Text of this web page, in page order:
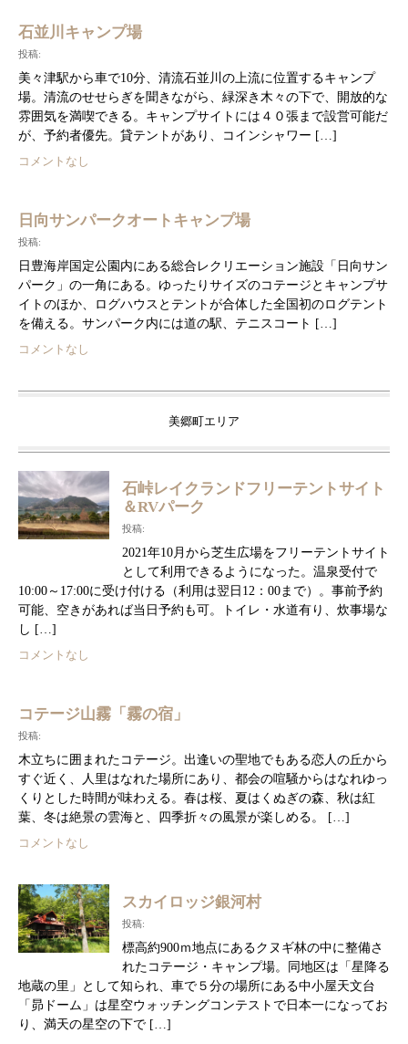
石並川キャンプ場
投稿:
美々津駅から車で10分、清流石並川の上流に位置するキャンプ
場。清流のせせらぎを聞きながら、緑深き木々の下で、開放的な
雰囲気を満喫できる。キャンプサイトには４０張まで設営可能だ
が、予約者優先。貸テントがあり、コインシャワー […]
コメントなし
日向サンパークオートキャンプ場
投稿:
日豊海岸国定公園内にある総合レクリエーション施設「日向サン
パーク」の一角にある。ゆったりサイズのコテージとキャンプサ
イトのほか、ログハウスとテントが合体した全国初のログテント
を備える。サンパーク内には道の駅、テニスコート […]
コメントなし
美郷町エリア
石峠レイクランドフリーテントサイト
＆RVパーク
投稿:
2021年10月から芝生広場をフリーテントサイト
として利用できるようになった。温泉受付で
10:00～17:00に受け付ける（利用は翌日12：00まで）。事前予約
可能、空きがあれば当日予約も可。トイレ・水道有り、炊事場な
し […]
コメントなし
コテージ山霧「霧の宿」
投稿:
木立ちに囲まれたコテージ。出逢いの聖地でもある恋人の丘から
すぐ近く、人里はなれた場所にあり、都会の喧騒からはなれゆっ
くりとした時間が味わえる。春は桜、夏はくぬぎの森、秋は紅
葉、冬は絶景の雲海と、四季折々の風景が楽しめる。 […]
コメントなし
スカイロッジ銀河村
投稿:
標高約900ｍ地点にあるクヌギ林の中に整備さ
れたコテージ・キャンプ場。同地区は「星降る
地蔵の里」として知られ、車で５分の場所にある中小屋天文台
「昴ドーム」は星空ウォッチングコンテストで日本一になってお
り、満天の星空の下で […]